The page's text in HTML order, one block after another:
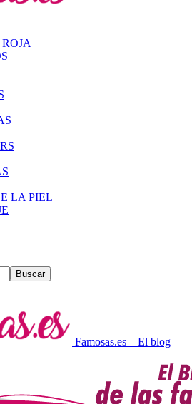
LA PIEL
Famosas.es – El blog